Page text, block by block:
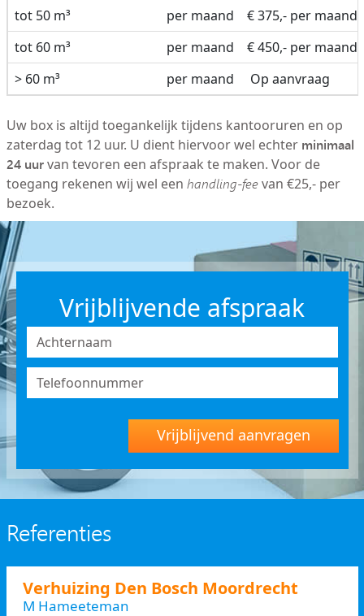
tot 50 m³ per maand
€ 375,- per maand
tot 60 m³
per maand
€ 450,- per maand
> 60 m³
per maand Op aanvraag
Uw box is altijd toegankelijk tijdens kantooruren en op
zaterdag tot 12 uur. U dient hiervoor wel echter minimaal
24 uurvan tevoren een afspraak te maken. Voor de
toegang rekenen wij wel een handling-feevan €25,- per
bezoek.
Vrijblijvende afspraak
Vrijblijvend aanvragen
Referenties
Verhuizing Den Bosch Moordrecht
M Hameeteman